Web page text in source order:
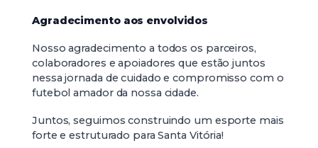
Agradecimento aos envolvidos
Nosso agradecimento a todos os parceiros,
colaboradores e apoiadores que estão juntos
nessa jornada de cuidado e compromisso com o
futebol amador da nossa cidade.
Juntos, seguimos construindo um esporte mais
forte e estruturado para Santa Vitória!